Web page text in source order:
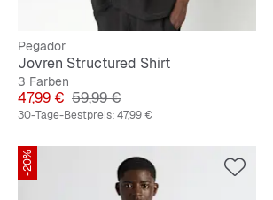
Pegador
Jovren Structured Shirt
3 Farben
Preis
47,99 € Originalpreis
59,99 €
30-Tage-Bestpreis:47,99 €
-20%